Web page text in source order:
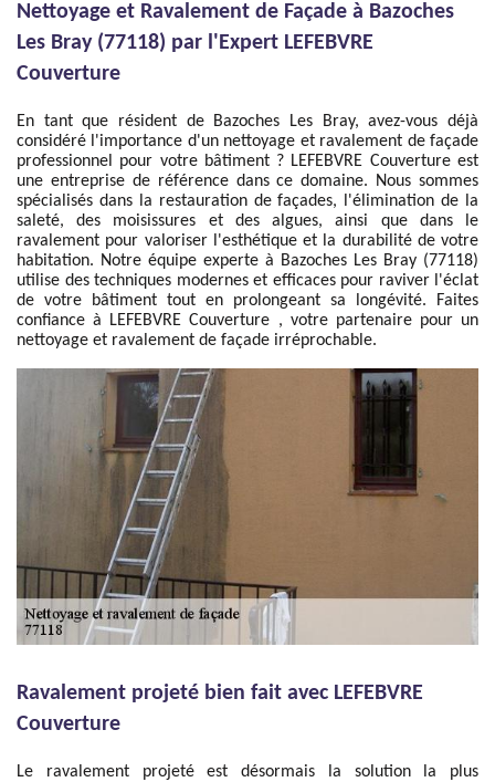
Nettoyage et Ravalement de Façade à Bazoches
Les Bray (77118) par l'Expert LEFEBVRE
Couverture
En tant que résident de Bazoches Les Bray, avez-vous déjà
considéré l'importance d'un nettoyage et ravalement de façade
professionnel pour votre bâtiment ? LEFEBVRE Couverture est
une entreprise de référence dans ce domaine. Nous sommes
spécialisés dans la restauration de façades, l'élimination de la
saleté, des moisissures et des algues, ainsi que dans le
ravalement pour valoriser l'esthétique et la durabilité de votre
habitation. Notre équipe experte à Bazoches Les Bray (77118)
utilise des techniques modernes et efficaces pour raviver l'éclat
de votre bâtiment tout en prolongeant sa longévité. Faites
confiance à LEFEBVRE Couverture , votre partenaire pour un
nettoyage et ravalement de façade irréprochable.
Ravalement projeté bien fait avec LEFEBVRE
Couverture
Le ravalement projeté est désormais la solution la plus